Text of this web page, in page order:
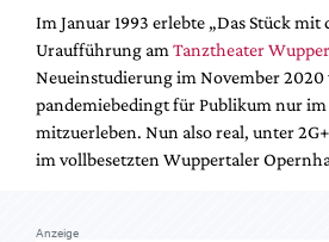
Im Januar 1993 erlebte „Das Stück mit
Uraufführung am Tanztheater
Neueinstudierung im November 2020
pandemiebedingt für Publikum nur im
mitzuerleben. Nun also real, unter
im vollbesetzten Wuppertaler
Anzeige